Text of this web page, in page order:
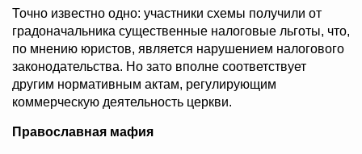
Точно известно одно: участники схемы получили от
градоначальника существенные налоговые льготы, что,
по мнению юристов, является нарушением налогового
законодательства. Но зато вполне соответствует
другим нормативным актам, регулирующим
коммерческую деятельность церкви.
Православная мафия